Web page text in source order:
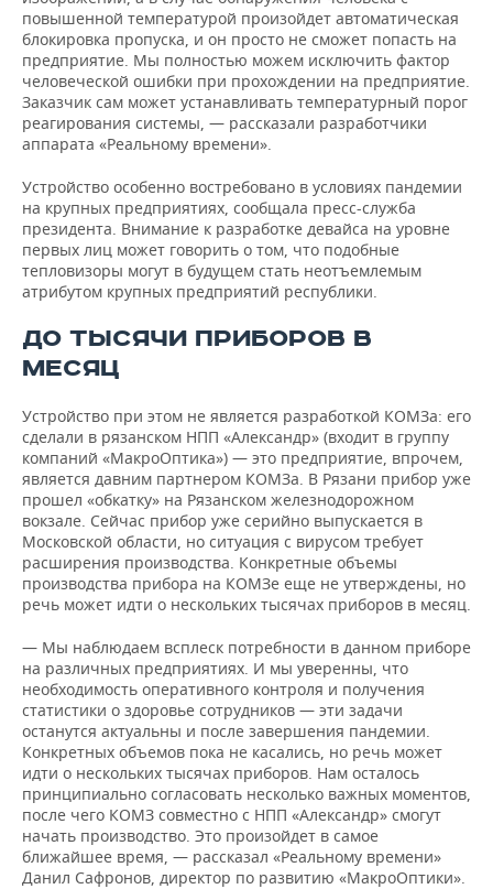
повышенной температурой произойдет автоматическая
блокировка пропуска, и он просто не сможет попасть на
предприятие. Мы полностью можем исключить фактор
человеческой ошибки при прохождении на предприятие.
Заказчик сам может устанавливать температурный порог
реагирования системы, — рассказали разработчики
аппарата «Реальному времени».
Устройство особенно востребовано в условиях пандемии
на крупных предприятиях, сообщала пресс-служба
президента. Внимание к разработке девайса на уровне
первых лиц может говорить о том, что подобные
тепловизоры могут в будущем стать неотъемлемым
атрибутом крупных предприятий республики.
ДО ТЫСЯЧИ ПРИБОРОВ В
МЕСЯЦ
Устройство при этом не является разработкой КОМЗа: его
сделали в рязанском НПП «Александр» (входит в группу
компаний «МакроОптика») — это предприятие, впрочем,
является давним партнером КОМЗа. В Рязани прибор уже
прошел «обкатку» на Рязанском железнодорожном
вокзале. Сейчас прибор уже серийно выпускается в
Московской области, но ситуация с вирусом требует
расширения производства. Конкретные объемы
производства прибора на КОМЗе еще не утверждены, но
речь может идти о нескольких тысячах приборов в месяц.
— Мы наблюдаем всплеск потребности в данном приборе
на различных предприятиях. И мы уверенны, что
необходимость оперативного контроля и получения
статистики о здоровье сотрудников — эти задачи
останутся актуальны и после завершения пандемии.
Конкретных объемов пока не касались, но речь может
идти о нескольких тысячах приборов. Нам осталось
принципиально согласовать несколько важных моментов,
после чего КОМЗ совместно с НПП «Александр» смогут
начать производство. Это произойдет в самое
ближайшее время, — рассказал «Реальному времени»
Данил Сафронов, директор по развитию «МакроОптики».